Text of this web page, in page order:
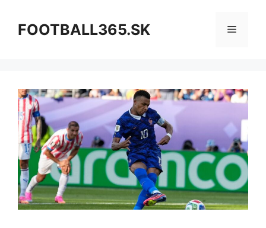
obsahFOOTBALL365.SK Menu